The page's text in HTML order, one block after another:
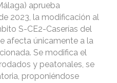
aprueba
2023, la modificación al
S-CE2-Caserías del
afecta únicamente a la
Se modifica el
y peatonales, se
proponiéndose